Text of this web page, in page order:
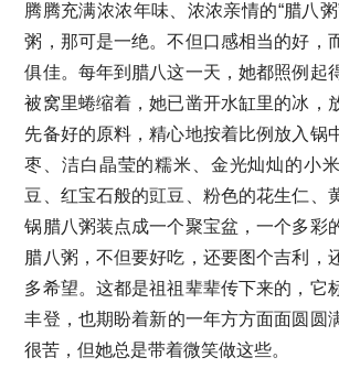
腾腾充满浓浓年味、浓浓亲情的“腊八
粥，那可是一绝。不但口感相当的好，
俱佳。每年到腊八这一天，她都照例起
被窝里蜷缩着，她已凿开水缸里的冰，
先备好的原料，精心地按着比例放入锅
枣、洁白晶莹的糯米、金光灿灿的小
豆、红宝石般的豇豆、粉色的花生仁、
锅腊八粥装点成一个聚宝盆，一个多彩
腊八粥，不但要好吃，还要图个吉利，
多希望。这都是祖祖辈辈传下来的，它
丰登，也期盼着新的一年方方面面圆
很苦，但她总是带着微笑做这些。